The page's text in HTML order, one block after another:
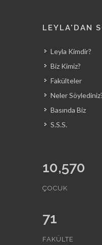
LEYLA'DAN
Leyla Kimdir?
Biz Kimiz?
Fakülteler
Neler
Basında Biz
S.S.S.
10,570
ÇOCUK
71
FAKÜLTE